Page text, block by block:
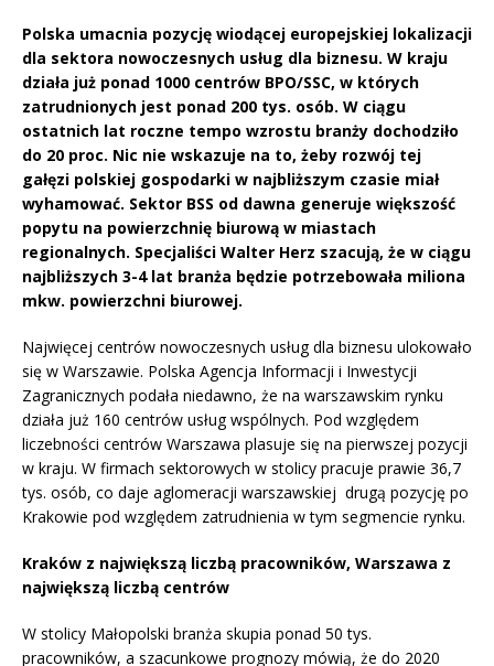
Polska umacnia pozycję wiodącej europejskiej lokalizacji
dla sektora nowoczesnych usług dla biznesu. W kraju
działa już ponad 1000 centrów BPO/SSC, w których
zatrudnionych jest ponad 200 tys. osób. W ciągu
ostatnich lat roczne tempo wzrostu branży dochodziło
do 20 proc. Nic nie wskazuje na to, żeby rozwój tej
gałęzi polskiej gospodarki w najbliższym czasie miał
wyhamować. Sektor BSS od dawna generuje większość
popytu na powierzchnię biurową w miastach
regionalnych. Specjaliści Walter Herz szacują, że w ciągu
najbliższych 3-4 lat branża będzie potrzebowała miliona
mkw. powierzchni biurowej.
Najwięcej centrów nowoczesnych usług dla biznesu ulokowało
się w Warszawie. Polska Agencja Informacji i Inwestycji
Zagranicznych podała niedawno, że na warszawskim rynku
działa już 160 centrów usług wspólnych. Pod względem
liczebności centrów Warszawa plasuje się na pierwszej pozycji
w kraju. W firmach sektorowych w stolicy pracuje prawie 36,7
tys. osób, co daje aglomeracji warszawskiej drugą pozycję po
Krakowie pod względem zatrudnienia w tym segmencie rynku.
Kraków z największą liczbą pracowników, Warszawa z
największą liczbą centrów
W stolicy Małopolski branża skupia ponad 50 tys.
pracowników, a szacunkowe prognozy mówią, że do 2020